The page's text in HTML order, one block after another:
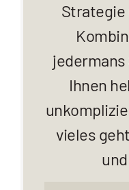
Strategie
jedermans
Ihnen
vieles